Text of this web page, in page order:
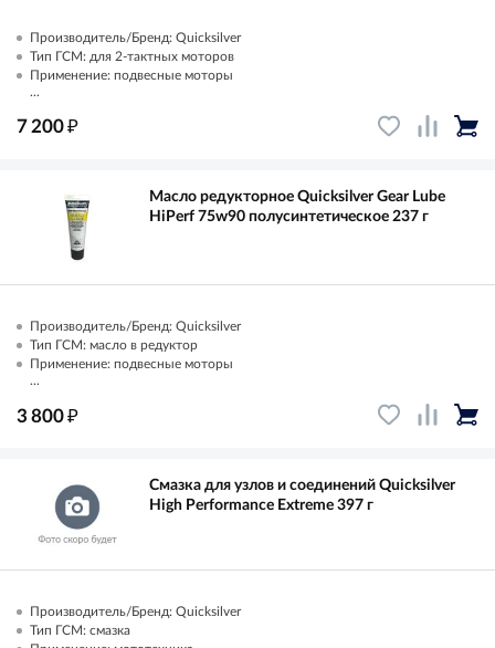
Производитель/Бренд: Quicksilver
Тип ГСМ: для 2-тактных моторов
Применение: подвесные моторы
...
7 200₽
Масло редукторное Quicksilver Gear Lube
HiPerf 75w90 полусинтетическое 237 г
Производитель/Бренд: Quicksilver
Тип ГСМ: масло в редуктор
Применение: подвесные моторы
...
3 800₽
Смазка для узлов и соединений Quicksilver
High Performance Extreme 397 г
Производитель/Бренд: Quicksilver
Тип ГСМ: смазка